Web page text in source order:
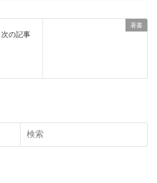
著書
次の記事
検索